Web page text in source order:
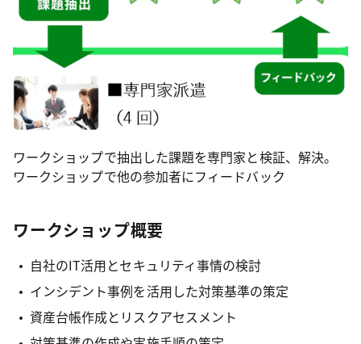
ワークショップで抽出した課題を専門家と検証、解決。
ワークショップで他の参加者にフィードバック
ワークショップ概要
自社のIT活用とセキュリティ事情の検討
インシデント事例を活用した対策基準の策定
資産台帳作成とリスクアセスメント